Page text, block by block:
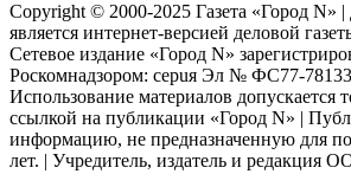
Copyright © 2000-2025 Газета «Город N»
является интернет-версией деловой
Сетевое издание «Город N»
Роскомнадзором: серuя Эл № ФС77-78133
Использование материалов допускается
ссылкой на публикации «Город N» |
информацию, не предназначенную для
лет. | Учредитель, издатель и редакция